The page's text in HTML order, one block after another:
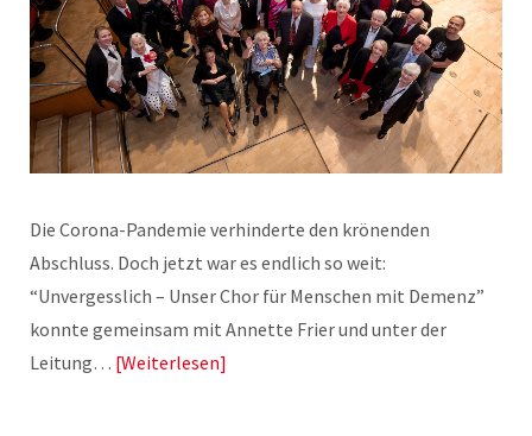
Die Corona-Pandemie verhinderte den krönenden
Abschluss. Doch jetzt war es endlich so weit:
“Unvergesslich – Unser Chor für Menschen mit Demenz”
konnte gemeinsam mit Annette Frier und unter der
Leitung… Weiterlesen